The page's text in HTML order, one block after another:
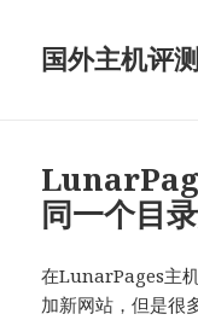
国外主机评
同一个目
在LunarPages主
加新网站，但是很